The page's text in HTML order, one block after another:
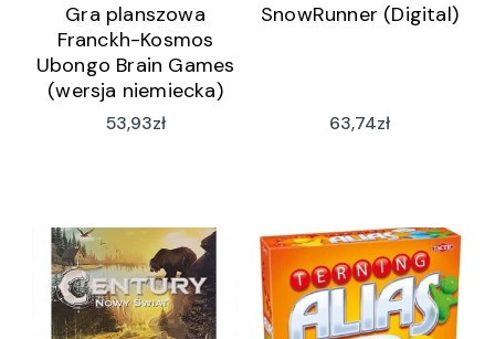
Gra planszowa
Franckh-Kosmos
Ubongo Brain Games
(wersja niemiecka)
53,93zł
SnowRunner (Digital)
63,74zł